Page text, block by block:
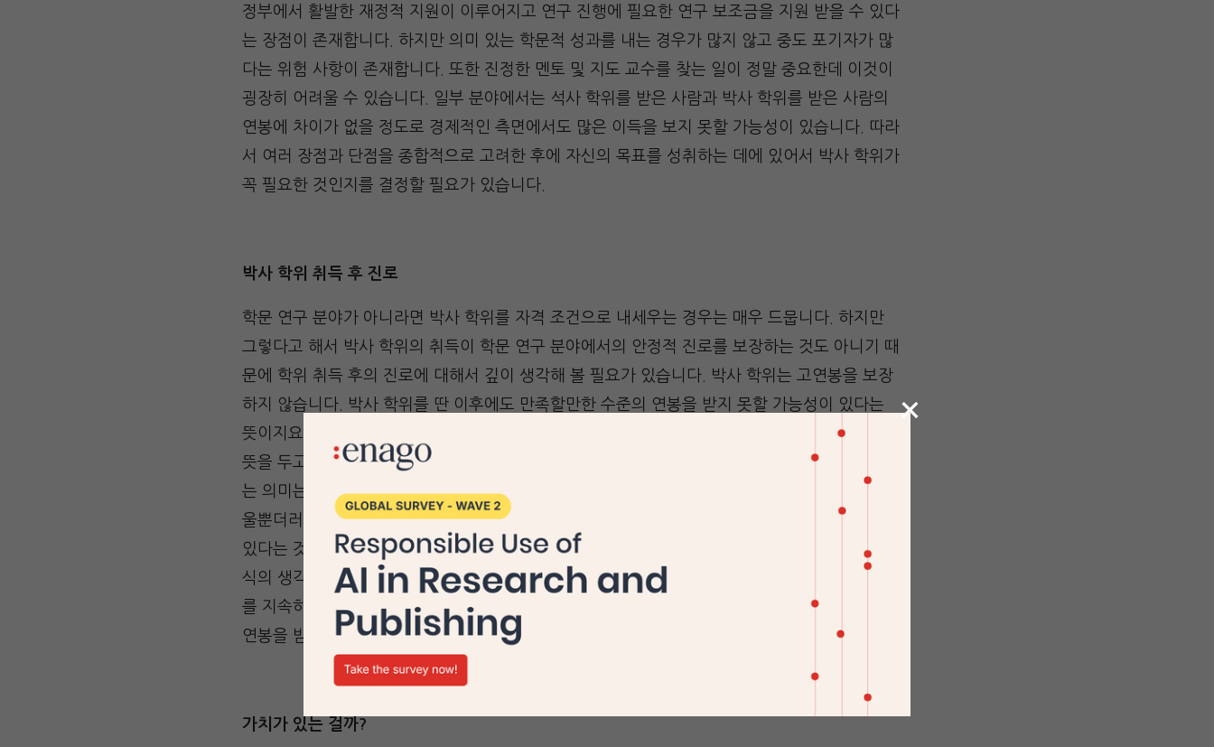
정부에서 활발한 재정적 지원이 이루어지고 연구 진행에 필요한 연구 보조금을 지원 받을 수 있다
는 장점이 존재합니다. 하지만 의미 있는 학문적 성과를 내는 경우가 많지 않고 중도 포기자가 많
다는 위험 사항이 존재합니다. 또한 진정한 멘토 및 지도 교수를 찾는 일이 정말 중요한데 이것이
굉장히 어려울 수 있습니다. 일부 분야에서는 석사 학위를 받은 사람과 박사 학위를 받은 사람의
연봉에 차이가 없을 정도로 경제적인 측면에서도 많은 이득을 보지 못할 가능성이 있습니다. 따라
서 여러 장점과 단점을 종합적으로 고려한 후에 자신의 목표를 성취하는 데에 있어서 박사 학위가
꼭 필요한 것인지를 결정할 필요가 있습니다.
박사 학위 취득 후 진로
학문 연구 분야가 아니라면 박사 학위를 자격 조건으로 내세우는 경우는 매우 드뭅니다. 하지만
그렇다고 해서 박사 학위의 취득이 학문 연구 분야에서의 안정적 진로를 보장하는 것도 아니기 때
문에 학위 취득 후의 진로에 대해서 깊이 생각해 볼 필요가 있습니다. 박사 학위는 고연봉을 보장
하지 않습니다. 박사 학위를 딴 이후에도 만족할만한 수준의 연봉을 받지 못할 가능성이 있다는
뜻이지요. 하지만 대학교들의 경우 박사 학위를 자격 조건으로 내거는 경우가 많기 때문에 대학에
뜻을 두고 있다면 박사 학위가 도움이 될 것입니다. 그렇다고 해서 대학교에 취업하는 것이 쉽다
는 의미는 절대 아닙니다. 박사 학위를 취득한 사람들이 너무 많아지는 바람에 취업 자체도 어려
울뿐더러 종신 교수직을 받는 것은 하늘에 별 따기 수준으로 어려워졌습니다. 따라서 박사 학위가
있다는 것이 이력에 장점은 될 수 있으나 박사 학위만 받으면 대학교에 취업할 수 있을 것이라는
식의 생각은 매우 위험합니다. 약 60%의 학생들이 졸업 후에도 자신이 속한 학교에 남아서 연구
를 지속하려고 하는 경향이 있습니다만 오히려 민간 기업 등 다른 곳으로 눈을 돌리면 훨씬 높은
연봉을 받을 수도 있기 때문에 항상 가능성을 열어둬야 할 것입니다.
가치가 있는 걸까?
×